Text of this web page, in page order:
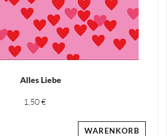
Alles Liebe
1,50 €
WARENKORB